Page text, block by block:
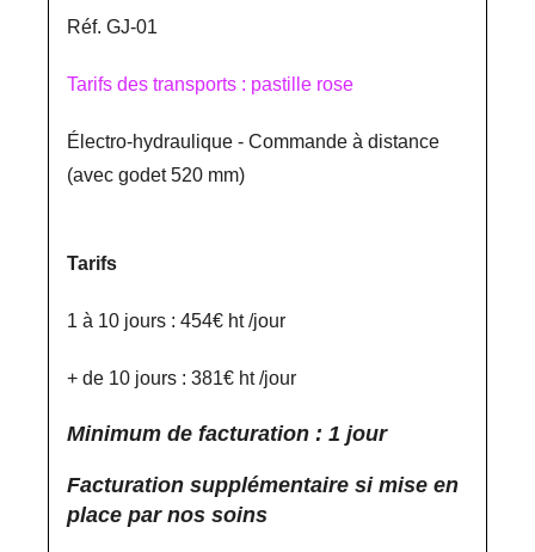
Réf. GJ-01
Tarifs des transports : pastille rose
Électro-hydraulique - Commande à distance
(avec godet 520 mm)
Tarifs
1 à 10 jours : 454€ ht /jour
+ de 10 jours : 381€ ht /jour
Minimum de facturation : 1 jour
Facturation supplémentaire si mise en
place par nos soins